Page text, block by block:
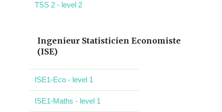
TSS 2 - level 2
Ingenieur Statisticien Economiste
(ISE)
ISE1-Eco - level 1
ISE1-Maths - level 1